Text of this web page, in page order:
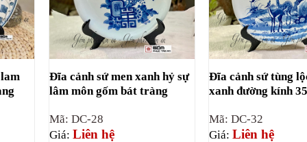
Đĩa cảnh sứ men xanh hỷ sự
lâm môn gốm bát tràng
Mã: DC-28
Giá: Liên hệ
Đĩa cảnh sứ tùng
xanh đường kính
Mã: DC-32
Giá:Liên hệ